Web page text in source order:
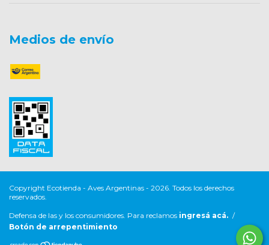
Medios de envío
Copyright Ecotienda - Aves Argentinas - 2026. Todos los derechos
reservados.
Defensa de las y los consumidores. Para reclamos ingresá acá. /
Botón de arrepentimiento